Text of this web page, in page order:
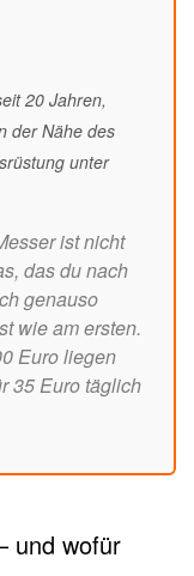
20 Jahren,
der Nähe des
unter
ist nicht
das du nach
genauso
wie am ersten.
Euro liegen
35 Euro täglich
und wofür